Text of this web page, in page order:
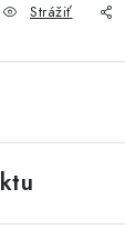
Strážiť